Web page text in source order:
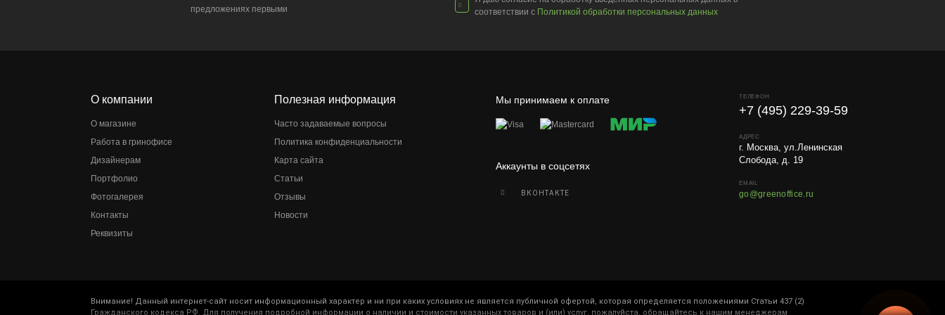
предложениях первыми
соответствии с Политикой обработки персональных данных
О компании
О магазине
Работа в гринофисе
Дизайнерам
Портфолио
Фотогалерея
Контакты
Реквизиты
Полезная информация
Часто задаваемые вопросы
Политика конфиденциальности
Карта сайта
Статьи
Отзывы
Новости
Мы принимаем к оплате
Аккаунты в соцсетях
ВКОНТАКТЕ
ТЕЛЕФОН
+7 (495) 229-39-59
АДРЕС
г. Москва, ул.Ленинская
Слобода, д. 19
EMAIL
go@greenoffice.ru
Внимание! Данный интернет-сайт носит информационный характер и ни при каких условиях не является публичной офертой, которая определяется положениями Статьи 437 (2)
Гражданского кодекса РФ. Для получения подробной информации о наличии и стоимости указанных товаров и (или) услуг, пожалуйста, обращайтесь к нашим менеджерам